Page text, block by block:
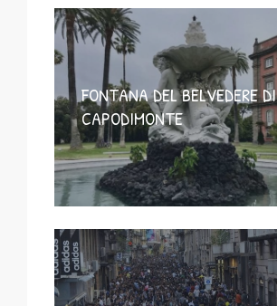
FONTANA DEL BELVEDERE DI
CAPODIMONTE